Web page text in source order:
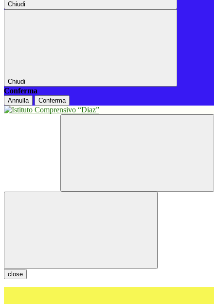
Chiudi
Chiudi
Conferma
Annulla Conferma
close